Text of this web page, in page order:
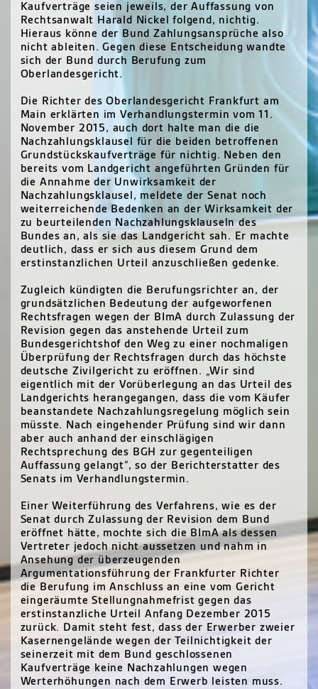
Kaufverträge seien jeweils, der Auffassung von
Rechtsanwalt Harald Nickel folgend, nichtig.
Hieraus könne der Bund Zahlungsansprüche also
nicht ableiten. Gegen diese Entscheidung wandte
sich der Bund durch Berufung zum
Oberlandesgericht.
Die Richter des Oberlandesgericht Frankfurt am
Main erklärten im Verhandlungstermin vom 11.
November 2015, auch dort halte man die die
Nachzahlungsklausel für die beiden betroffenen
Grundstückskaufverträge für nichtig. Neben den
bereits vom Landgericht angeführten Gründen für
die Annahme der Unwirksamkeit der
Nachzahlungsklausel, meldete der Senat noch
weiterreichende Bedenken an der Wirksamkeit der
zu beurteilenden Nachzahlungsklauseln des
Bundes an, als sie das Landgericht sah. Er machte
deutlich, dass er sich aus diesem Grund dem
erstinstanzlichen Urteil anzuschließen gedenke.
Zugleich kündigten die Berufungsrichter an, der
grundsätzlichen Bedeutung der aufgeworfenen
Rechtsfragen wegen der BImA durch Zulassung der
Revision gegen das anstehende Urteil zum
Bundesgerichtshof den Weg zu einer nochmaligen
Überprüfung der Rechtsfragen durch das höchste
deutsche Zivilgericht zu eröffnen. „Wir sind
eigentlich mit der Vorüberlegung an das Urteil des
Landgerichts herangegangen, dass die vom Käufer
beanstandete Nachzahlungsregelung möglich sein
müsste. Nach eingehender Prüfung sind wir dann
aber auch anhand der einschlägigen
Rechtsprechung des BGH zur gegenteiligen
Auffassung gelangt“, so der Berichterstatter des
Senats im Verhandlungstermin.
Einer Weiterführung des Verfahrens, wie es der
Senat durch Zulassung der Revision dem Bund
eröffnet hätte, mochte sich die BImA als dessen
Vertreter jedoch nicht aussetzen und nahm in
Ansehung der überzeugenden
Argumentationsführung der Frankfurter Richter
die Berufung im Anschluss an eine vom Gericht
eingeräumte Stellungnahmefrist gegen das
erstinstanzliche Urteil Anfang Dezember 2015
zurück. Damit steht fest, dass der Erwerber zweier
Kasernengelände wegen der Teilnichtigkeit der
seinerzeit mit dem Bund geschlossenen
Kaufverträge keine Nachzahlungen wegen
Werterhöhungen nach dem Erwerb leisten muss.